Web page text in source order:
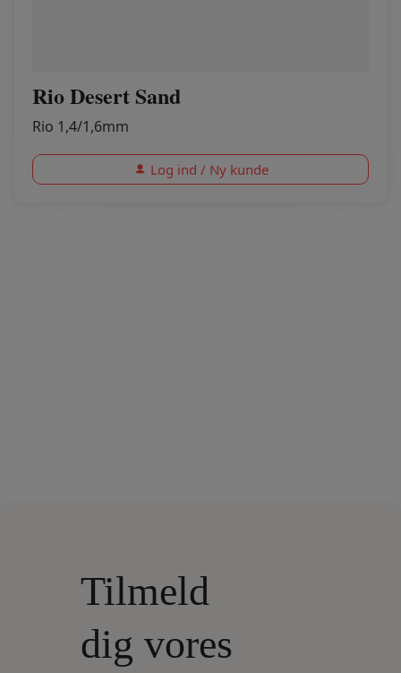
Rio Desert Sand
Rio 1,4/1,6mm
Log ind / Ny kunde
Tilmeld
dig vores